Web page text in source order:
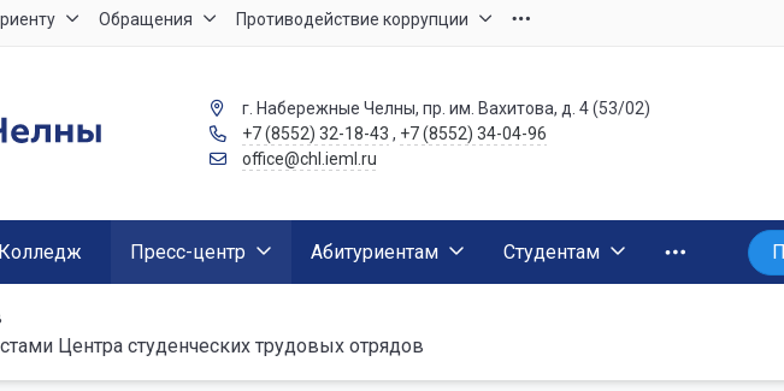
Обращения Противодействие коррупции
г. Набережные Челны, пр. им. Вахитова, д. 4 (53/02)
+7 (8552) 32-18-43 , +7 (8552) 34-04-96
office@chl.ieml.ru
Колледж Пресс-центр Абитуриентам Студентам
Центра студенческих трудовых отрядов